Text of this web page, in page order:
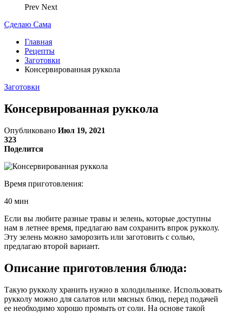
Prev Next
Сделаю Сама
Главная
Рецепты
Заготовки
Консервированная руккола
Заготовки
Консервированная руккола
Опубликовано Июл 19, 2021
323
Поделится
Время приготовления:
40 мин
Если вы любите разные травы и зелень, которые доступны
нам в летнее время, предлагаю вам сохранить впрок рукколу.
Эту зелень можно заморозить или заготовить с солью,
предлагаю второй вариант.
Описание приготовления блюда:
Такую рукколу хранить нужно в холодильнике. Использовать
рукколу можно для салатов или мясных блюд, перед подачей
ее необходимо хорошо промыть от соли. На основе такой